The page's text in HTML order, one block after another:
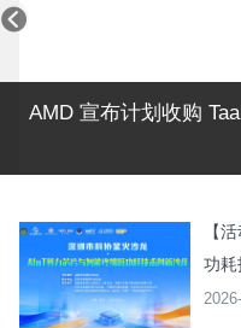
AMD 宣布计划收购

【
功耗